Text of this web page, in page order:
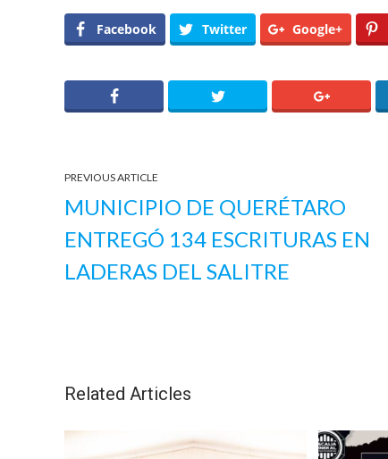
Facebook Twitter Google+
PREVIOUS ARTICLE
MUNICIPIO DE QUERÉTARO
ENTREGÓ 134 ESCRITURAS EN
LADERAS DEL SALITRE
Related Articles